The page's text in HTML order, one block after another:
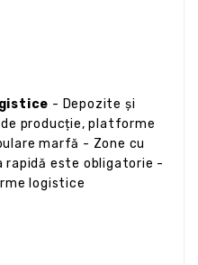
- Depozite și
producție, platforme
marfă - Zone cu
rapidă este obligatorie -
logistice